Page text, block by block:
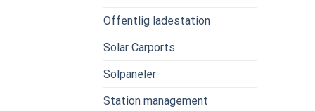
Offentlig ladestation
Solar Carports
Solpaneler
Station management